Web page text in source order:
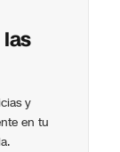
y
en tu